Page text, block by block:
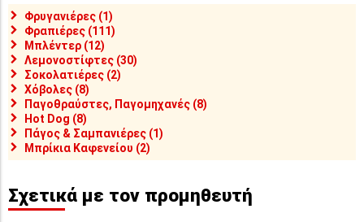
Φρυγανιέρες (1)
Φραπιέρες (111)
Μπλέντερ (12)
Λεμονοστίφτες (30)
Σοκολατιέρες (2)
Χόβολες (8)
Παγοθραύστες, Παγομηχανές (8)
Hot Dog (8)
Πάγος & Σαμπανιέρες (1)
Μπρίκια Καφενείου (2)
Σχετικά με τον προμηθευτή